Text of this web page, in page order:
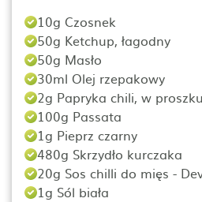
10g Czosnek
50g Ketchup, łagodny
50g Masło
30ml Olej rzepakowy
2g Papryka chili, w proszku
100g Passata
1g Pieprz czarny
480g Skrzydło kurczaka
20g Sos chilli do mięs -
1g Sól biała